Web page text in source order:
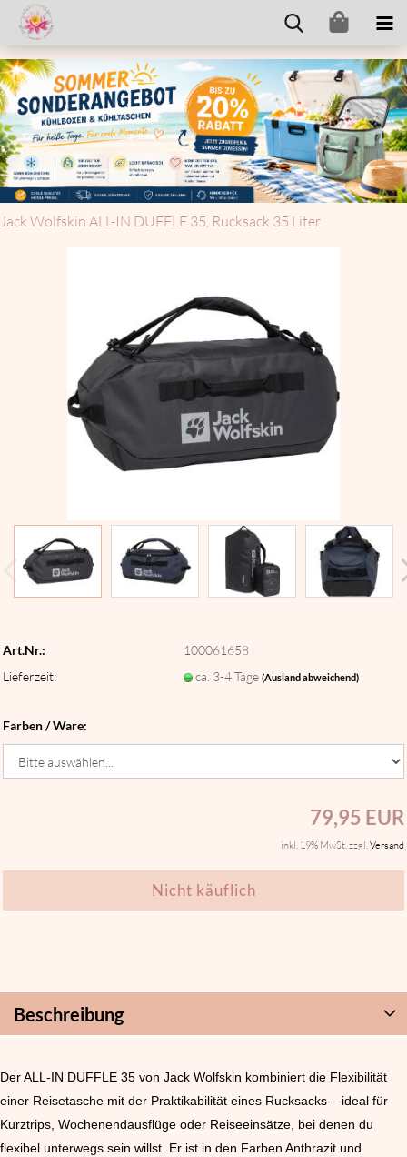
Jack Wolfs­kin ALL-​IN DUF­F­LE 35, Ruck­sack 35 Liter
Art.Nr.:
100061658
Lieferzeit:
ca. 3-4 Tage(Ausland abweichend)
Farben / Ware:
79,95 EUR
inkl. 19% MwSt. zzgl.Versand
Beschreibung
Der ALL-IN DUFFLE 35 von Jack Wolfskin kombiniert die Flexibilität
einer Reisetasche mit der Praktikabilität eines Rucksacks – ideal für
Kurztrips, Wochenendausflüge oder Reiseeinsätze, bei denen du
flexibel unterwegs sein willst. Er ist in den Farben Anthrazit und